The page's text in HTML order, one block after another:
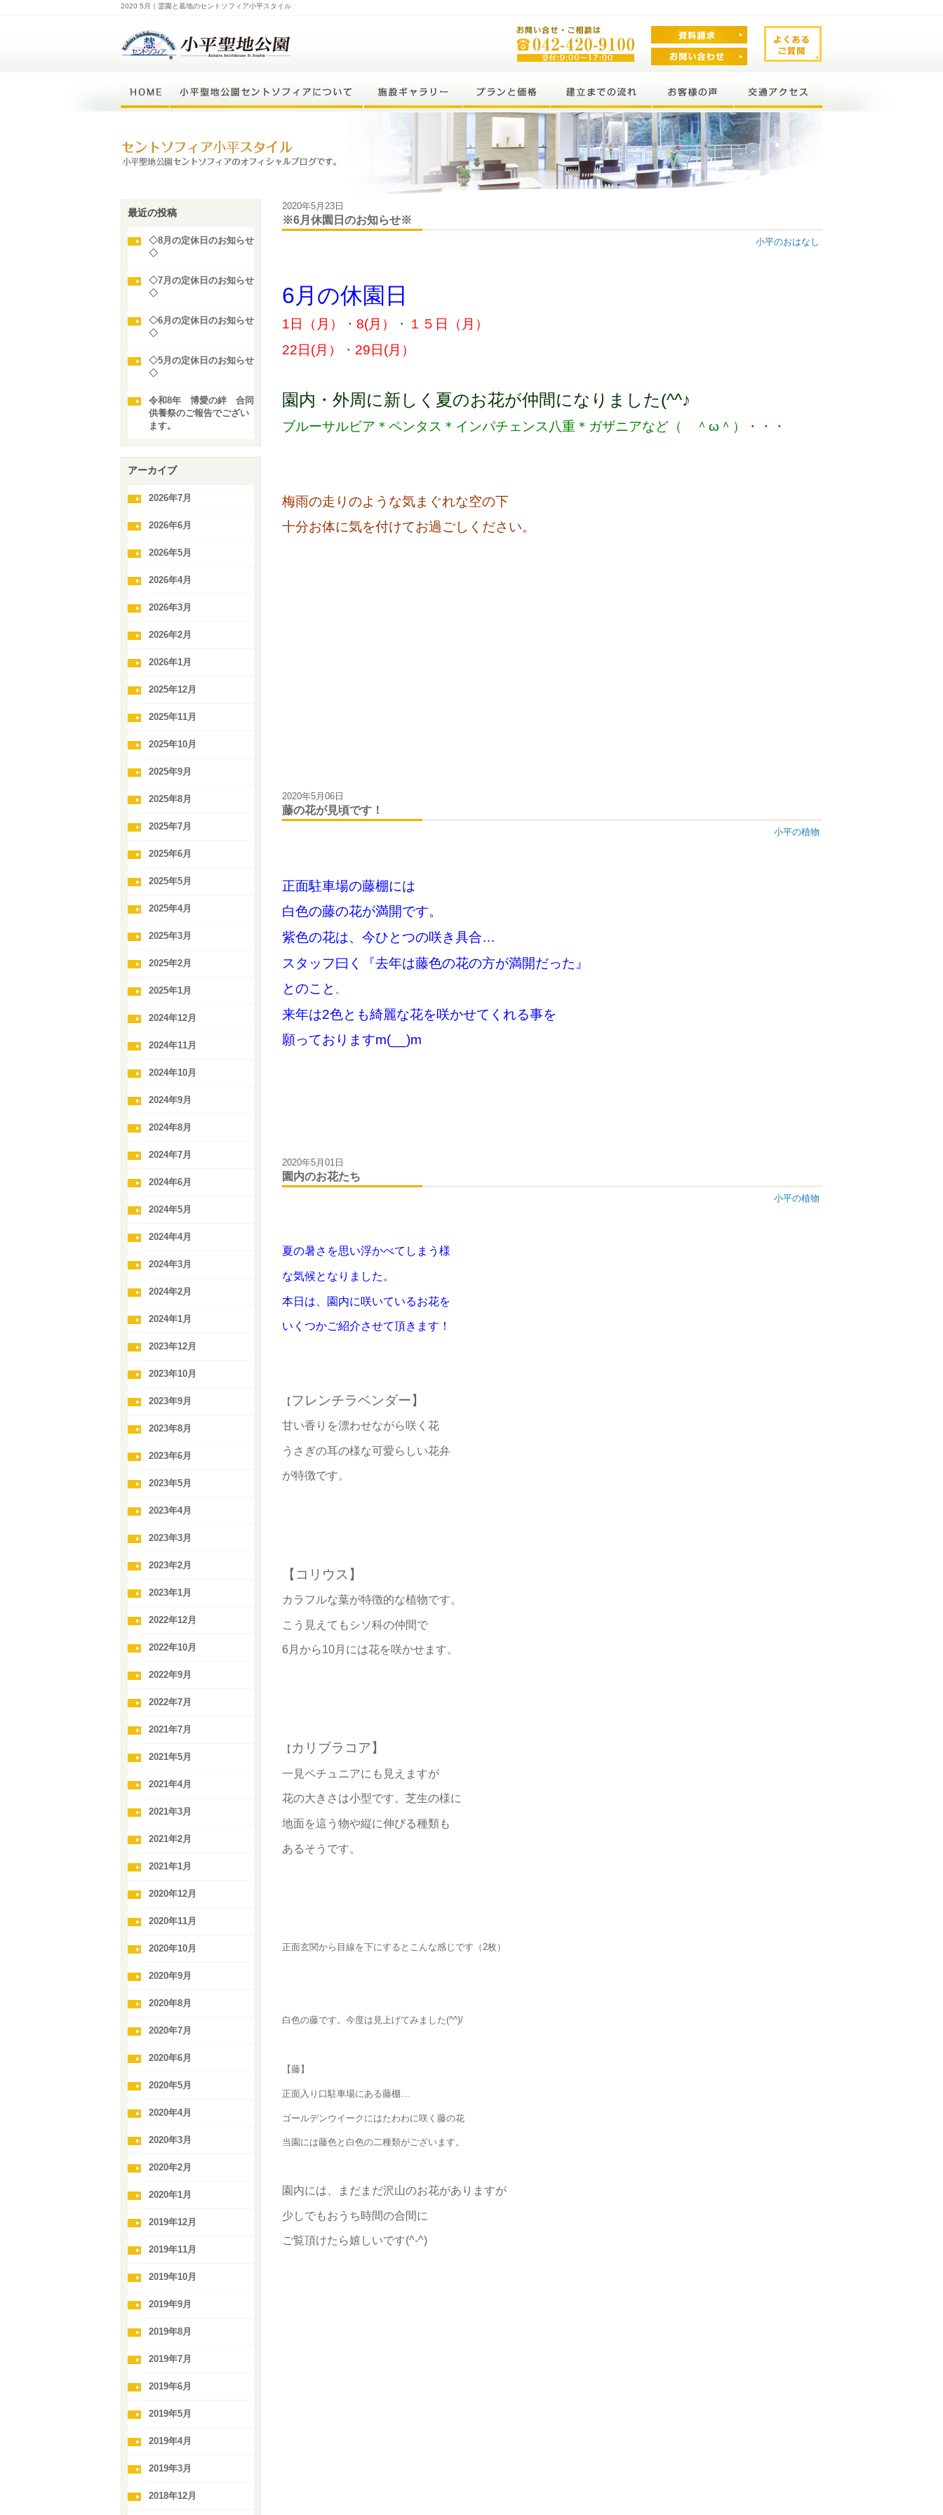
2020 5月｜霊園と墓地のセントソフィア小平スタイル
2020年5月23日
※6月休園日のお知らせ※
小平のおはなし
6月の休園日
1日（月） ・ 8(月） ・ １５日（月）
22日(月）
・ 29日(月）
園内・外周に新しく夏のお花が仲間になりました(^^♪
ブルーサルビア＊ペンタス＊インパチェンス八重＊ガザニアなど（ ＾ω＾）・・・
梅雨の走りのような気まぐれな空の下
十分お体に気を付けてお過ごしください。
2020年5月06日
藤の花が見頃です！
小平の植物
正面駐車場の藤棚には
白色の藤の花が満開です。
紫色の花は、今ひとつの咲き具合…
スタッフ曰く『去年は藤色の花の方が満開だった』
とのこと 。
来年は2色とも綺麗な花を咲かせてくれる事を
願っておりますm(__)m
2020年5月01日
園内のお花たち
小平の植物
夏の暑さを思い浮かべてしまう様
な気候となりました。
本日は、園内に咲いているお花を
いくつかご紹介させて頂きます！
【 フレンチラベンダー】
甘い香りを漂わせながら咲く花
うさぎの耳の様な可愛らしい花弁
が特徴です。
【コリウス】
カラフルな葉が特徴的な植物です。
こう見えてもシソ科の仲間で
6月から10月 には花を咲かせます。
【 カリブラコア】
一見ペチュニアにも見えますが
花の大きさは小型です。芝生の様に
地面を這う物や縦に伸びる種類も
あるそうです。
正面玄関から目線を下にするとこんな感じです（2枚 ）
白色の藤です。今度は見上げてみました(^^)/
【藤】
正面入り口駐車場にある藤棚…
ゴールデンウイークにはたわわに咲く藤の花
当園には藤色と白色の二種類がございます。
園内には、まだまだ沢山のお花がありますが
少しでもおうち時間の合間に
ご覧頂けたら嬉しいです(^-^)
最近の投稿
◇8月の定休日のお知らせ
◇
◇7月の定休日のお知らせ
◇
◇6月の定休日のお知らせ
◇
◇5月の定休日のお知らせ
◇
令和8年 博愛の絆 合同
供養祭のご報告でござい
ます。
アーカイブ
2026年7月
2026年6月
2026年5月
2026年4月
2026年3月
2026年2月
2026年1月
2025年12月
2025年11月
2025年10月
2025年9月
2025年8月
2025年7月
2025年6月
2025年5月
2025年4月
2025年3月
2025年2月
2025年1月
2024年12月
2024年11月
2024年10月
2024年9月
2024年8月
2024年7月
2024年6月
2024年5月
2024年4月
2024年3月
2024年2月
2024年1月
2023年12月
2023年10月
2023年9月
2023年8月
2023年6月
2023年5月
2023年4月
2023年3月
2023年2月
2023年1月
2022年12月
2022年10月
2022年9月
2022年7月
2021年7月
2021年5月
2021年4月
2021年3月
2021年2月
2021年1月
2020年12月
2020年11月
2020年10月
2020年9月
2020年8月
2020年7月
2020年6月
2020年5月
2020年4月
2020年3月
2020年2月
2020年1月
2019年12月
2019年11月
2019年10月
2019年9月
2019年8月
2019年7月
2019年6月
2019年5月
2019年4月
2019年3月
2018年12月